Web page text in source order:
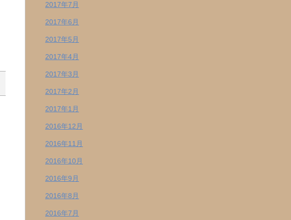
2017年7月
2017年6月
2017年5月
2017年4月
2017年3月
2017年2月
2017年1月
2016年12月
2016年11月
2016年10月
2016年9月
2016年8月
2016年7月